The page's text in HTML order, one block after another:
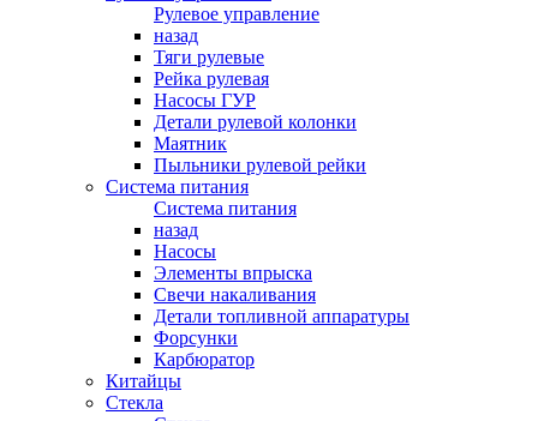
Рулевое управление
назад
Тяги рулевые
Рейка рулевая
Насосы ГУР
Детали рулевой колонки
Маятник
Пыльники рулевой рейки
Система питания
Система питания
назад
Насосы
Элементы впрыска
Свечи накаливания
Детали топливной аппаратуры
Форсунки
Карбюратор
Китайцы
Стекла